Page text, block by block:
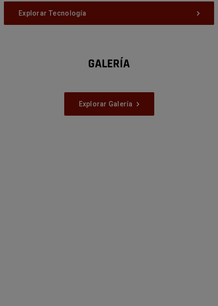
Explorar Tecnología
GALERÍA
Explorar Galería